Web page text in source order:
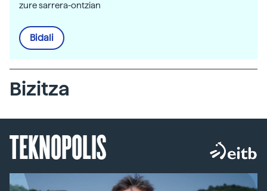
zure sarrera-ontzian
Bidali
Bizitza
TEKNOPOLIS